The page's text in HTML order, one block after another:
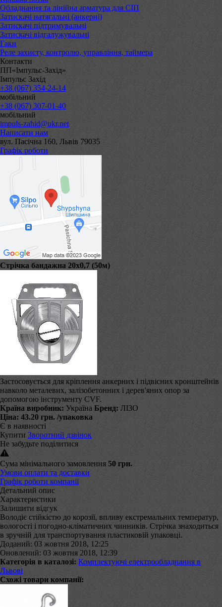
Обладнання та лінійна арматура для СІП
Затискачі натягальні (анкерні)
Затискачі підтримувальні
Затискачі відгалужувальні
Гаки
Реле захисту, контролю, управління, таймера
Контакти
ПП«Імпульс-Захід»
Імпульс Захід
+38 (067) 354-24-14
мобільний
+38 (067) 307-01-40
мобільний
impuls-zahid@ukr.net
Написати нам
вул. Пасічна 160, Львів 79035
Графік роботи
Стрічка бандажна 20х0,7 (50м)
Застосовується для кріплення анкерних і підвісних кронштейнів
навколо металевих, залізобетонних і дерев'яних опор за
допомогою інструменту CVF.
Країна виробник: Україна Бренд: ЛІЗО
Ціна: 43.20 грн. /упаковка
Є в наявності
Купити Зворотний дзвінок
Не забудьте поділитися
Сума мінімального замовлення 50 грн.
Умови оплати та доставки
Графік роботи компанії
Детальний опис
Характеристики
Залишити відгук
Володіє стійкістю до корозії, впливу екстремальних температур,
вологості і погодно-кліматичних чинників. Стрічка знаходиться
в зручній для транспортування пластиковій упаковці.
Доданий: 03 жовтня 2018, 12:25
Оновлений: 03 жовтня 2018, 12:39
Категорія в каталозі: Комплектуючі електрообладнання в
Львові
Схожі товари компанії: